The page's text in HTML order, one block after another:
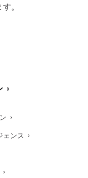
。
ェンス